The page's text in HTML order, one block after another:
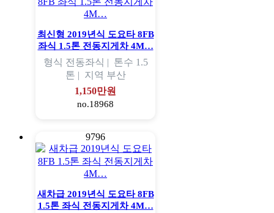
최신형 2019년식 도요타 8FB
좌식 1.5톤 전동지게차 4M…
형식 전동좌식 | 톤수 1.5
톤 | 지역 부산
1,150만원
no.18968
9796
새차급 2019년식 도요타 8FB
1.5톤 좌식 전동지게차 4M…